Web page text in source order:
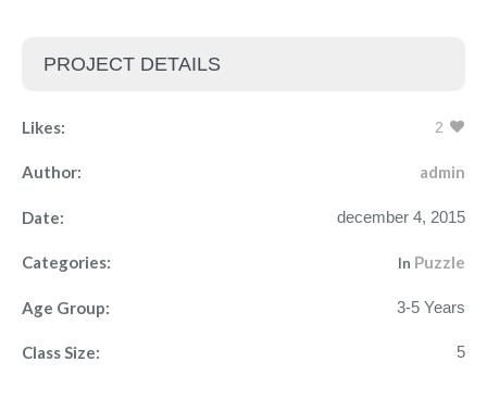
PROJECT DETAILS
Likes: 2
Author: admin
Date: december 4, 2015
Categories: In Puzzle
Age Group: 3-5 Years
Class Size: 5